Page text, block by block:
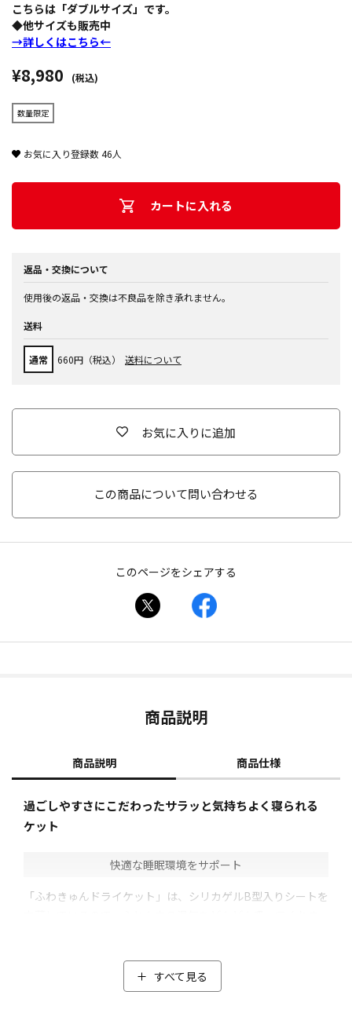
こちらは「ダブルサイズ」です。
◆他サイズも販売中
→詳しくはこちら←
¥8,980 (税込)
数量限定
お気に入り登録数46人
カートに入れる
返品・交換について
使用後の返品・交換は不良品を除き承れません。
送料
通常 660円（税込） 送料について
お気に入りに追加
この商品について問い合わせる
このページをシェアする
商品説明
商品説明 商品仕様
過ごしやすさにこだわったサラッと気持ちよく寝られる
ケット
快適な睡眠環境をサポート
「ふわきゅんドライケット」は、シリカゲルB型入りシートを
アンモニアや加齢臭の原因と言われるノネナール臭を抑え、
すべて見る